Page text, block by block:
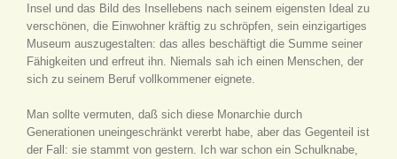
Insel und das Bild des Insellebens nach seinem eigensten Ideal zu
verschönen, die Einwohner kräftig zu schröpfen, sein einzigartiges
Museum auszugestalten: das alles beschäftigt die Summe seiner
Fähigkeiten und erfreut ihn. Niemals sah ich einen Menschen, der
sich zu seinem Beruf vollkommener eignete.
Man sollte vermuten, daß sich diese Monarchie durch
Generationen uneingeschränkt vererbt habe, aber das Gegenteil ist
der Fall: sie stammt von gestern. Ich war schon ein Schulknabe,